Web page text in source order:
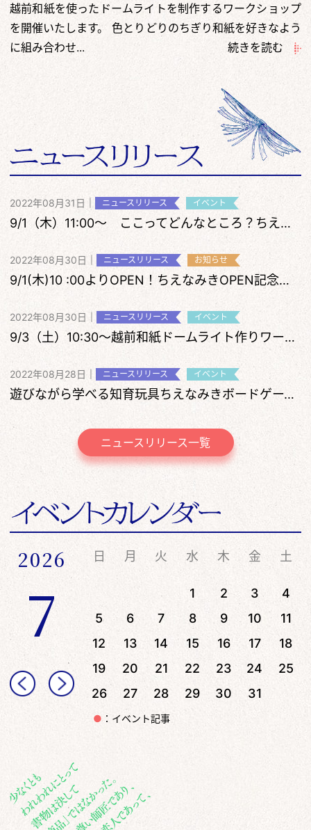
越前和紙を使ったドームライトを制作するワークショップ
を開催いたします。 色とりどりのちぎり和紙を好きなよう
に組み合わせ...
続きを読む
2022年08月31日 ニュースリリース イベント
9/1（木）11:00～ ここってどんなところ？ちえなみきめぐりツアー
2022年08月30日 ニュースリリース お知らせ
9/1(木)10 :00よりOPEN！ちえなみきOPEN記念について
2022年08月30日 ニュースリリース イベント
9/3（土）10:30～越前和紙ドームライト作りワークショップ開催
2022年08月28日 ニュースリリース イベント
遊びながら学べる知育玩具ちえなみきボードゲーム体験会
ニュースリリース一覧
2026
7
日 月 火 水 木 金 土
1 2 3
4
5
6 7 8 9 10
11
12
13 14 15 16 17
18
19
20 21 22 23 24
25
26
27 28 29 30 31
● ：イベント記事